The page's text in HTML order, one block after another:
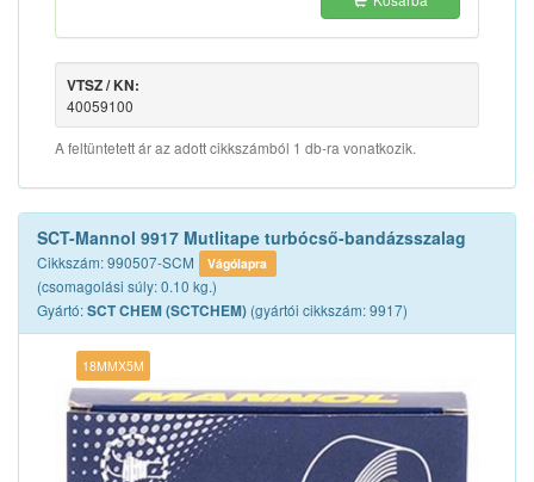
VTSZ / KN:
40059100
A feltüntetett ár az adott cikkszámból 1 db-ra vonatkozik.
SCT-Mannol 9917 Mutlitape turbócső-bandázsszalag
Cikkszám: 990507-SCM Vágólapra
(csomagolási súly: 0.10 kg.)
Gyártó:SCT CHEM (SCTCHEM) (gyártói cikkszám: 9917)
18MMX5M